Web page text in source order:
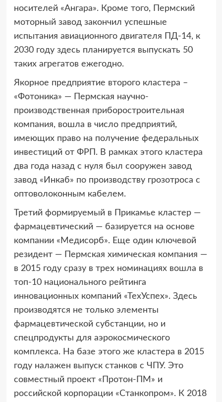
носителей «Ангара». Кроме того, Пермский
моторный завод закончил успешные
испытания авиационного двигателя ПД-14, к
2030 году здесь планируется выпускать 50
таких агрегатов ежегодно.
Якорное предприятие второго кластера –
«Фотоника» — Пермская научно-
производственная приборостроительная
компания, вошла в число предприятий,
имеющих право на получение федеральных
инвестиций от ФРП. В рамках этого кластера
два года назад с нуля был сооружен завод
завод «Инкаб» по производству грозотроса с
оптоволоконным кабелем.
Третий формируемый в Прикамье кластер —
фармацевтический — базируется на основе
компании «Медисорб». Еще один ключевой
резидент — Пермская химическая компания —
в 2015 году сразу в трех номинациях вошла в
топ-10 национального рейтинга
инновационных компаний «ТехУспех». Здесь
производятся не только элементы
фармацевтической субстанции, но и
спецпродукты для аэрокосмического
комплекса. На базе этого же кластера в 2015
году налажен выпуск станков с ЧПУ. Это
совместный проект «Протон-ПМ» и
российской корпорации «Станкопром». К 2018